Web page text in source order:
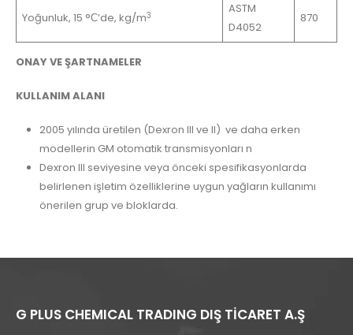
Yoğunluk, 15 °С’de, kg/m3
ASTM
D4052
870
ONAY VE ŞARTNAMELER
KULLANIM ALANI
2005 yılında üretilen (Dexron III ve II) ve daha erken
modellerin GM otomatik transmisyonları n
Dexron III seviyesine veya önceki spesifikasyonlarda
belirlenen işletim özelliklerine uygun yağların kullanımı
önerilen grup ve bloklarda.
G PLUS CHEMICAL TRADING DIŞ TİCARET A.Ş